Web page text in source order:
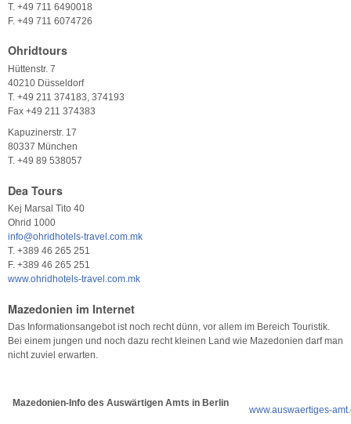
T. +49 711 6490018
F. +49 711 6074726
Ohridtours
Hüttenstr. 7
40210 Düsseldorf
T. +49 211 374183, 374193
Fax +49 211 374383
Kapuzinerstr. 17
80337 München
T. +49 89 538057
Dea Tours
Kej Marsal Tito 40
Ohrid 1000
info@ohridhotels-travel.com.mk
T. +389 46 265 251
F. +389 46 265 251
www.ohridhotels-travel.com.mk
Mazedonien im Internet
Das Informationsangebot ist noch recht dünn, vor allem im Bereich Touristik.
Bei einem jungen und noch dazu recht kleinen Land wie Mazedonien darf man
nicht zuviel erwarten.
Mazedonien-Info des Auswärtigen Amts in Berlin
www.auswaertiges-